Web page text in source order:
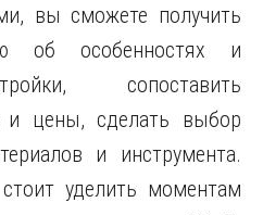
вы сможете получить
об особенностях и
сопоставить
и цены, сделать выбор
и инструмента.
уделить моментам